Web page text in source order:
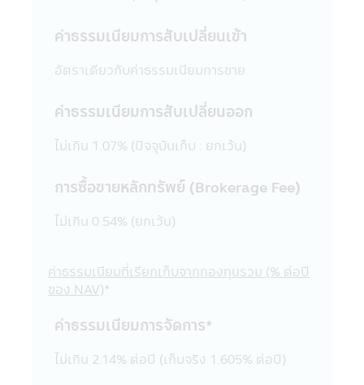
20. เว็บไซต์ต่างๆ ทั้งในประเทศและต่าง
มือถือนี้ บริษัทจัดการได้จัดรวบรวมขึ้นเพื่อ
นั้นการที่เว็บไซต์ดังกล่าวเสนอข้อมูล ความรู้
ขายสินค้าต่างๆ ที่มีอยู่ในเว็บไซต์ดังกล่าวต่อผู้ที่
ประเทศบางแห่งในปัจจุบันอาจจะยังไม่สามารถ
ให้บริการ หรือเสนอขายสินค้าต่างๆ ใน
ประเทศไทยได้ ผู้เข้าชม หรือรับบริการหรือซื้อ
บริการซื้อสินค้า หรือดำเนินการใดๆ บริษัท
จัดการไม่เกี่ยวข้องกับข้อมูล หรือการเสนอให้
รับรองความถูกต้องของข้อมูล หรือการเสนอให้
นั้น
ค่าธรรมเนียมการสับเปลี่ยนเข้า
อัตราเดียวกับค่าธรรมเนียมการขาย
ค่าธรรมเนียมการสับเปลี่ยนออก
ไม่เกิน 1.07% (ปัจจุบันเก็บ : ยกเว้น)
การซื้อขายหลักทรัพย์ (Brokerage Fee)
ไม่เกิน 0.54% (ยกเว้น)
ค่าธรรมเนียมที่เรียกเก็บจากกองทุนรวม (% ต่อปี
ของ NAV)*
ค่าธรรมเนียมการจัดการ*
ไม่เกิน 2.14% ต่อปี (เก็บจริง 1.605% ต่อปี)